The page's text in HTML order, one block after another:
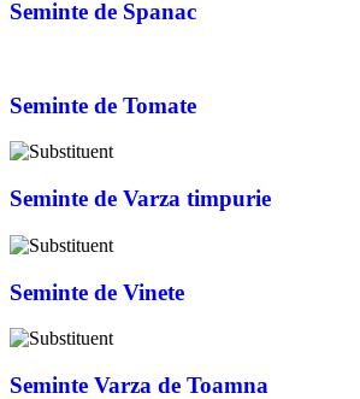
Seminte de Spanac
Seminte de Tomate
Seminte de Varza timpurie
Seminte de Vinete
Seminte Varza de Toamna